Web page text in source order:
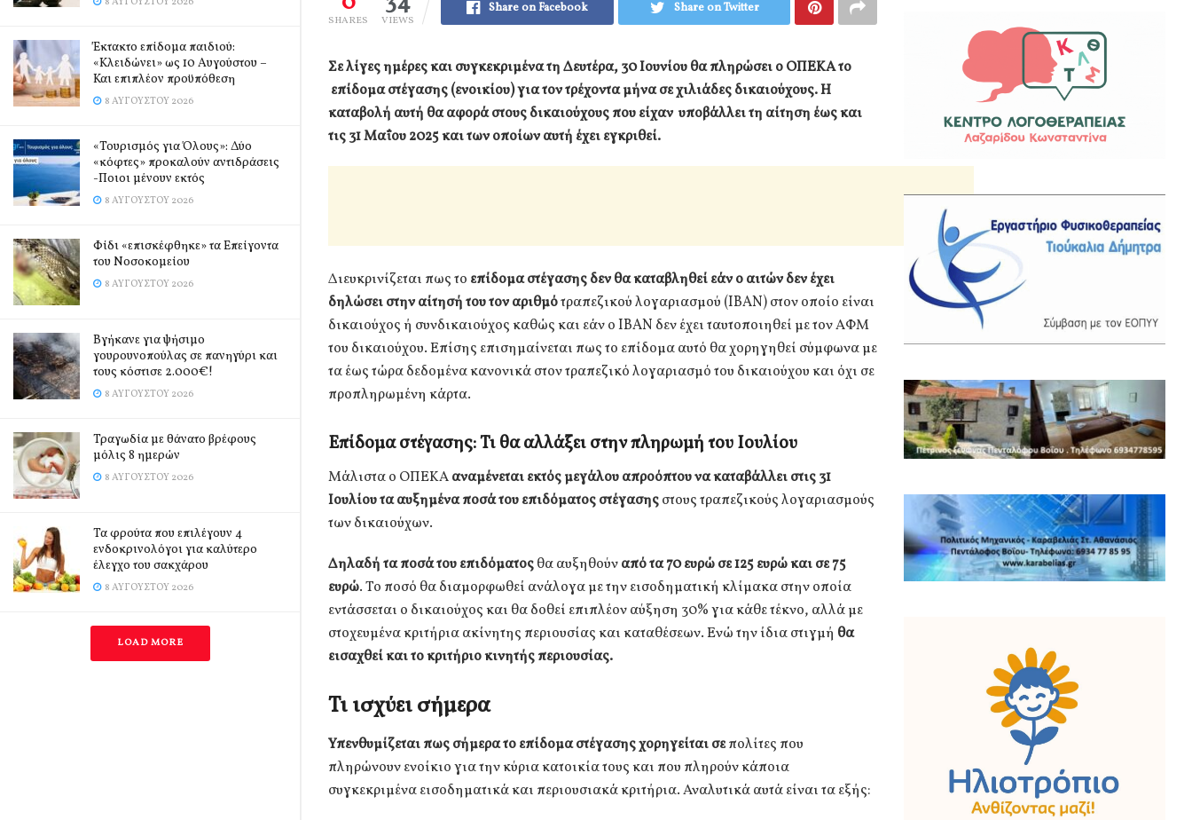
Έκτακτο επίδομα παιδιού:
«Κλειδώνει» ως 10 Αυγούστου –
Και επιπλέον προϋπόθεση
8 ΑΥΓΟΎΣΤΟΥ 2026
«Τουρισμός για Όλους»: Δύο
«κόφτες» προκαλούν αντιδράσεις
-Ποιοι μένουν εκτός
8 ΑΥΓΟΎΣΤΟΥ 2026
Φίδι «επισκέφθηκε» τα Επείγοντα
του Νοσοκομείου
8 ΑΥΓΟΎΣΤΟΥ 2026
Βγήκανε για ψήσιμο
γουρουνοπούλας σε πανηγύρι και
τους κόστισε 2.000€!
8 ΑΥΓΟΎΣΤΟΥ 2026
Τραγωδία με θάνατο βρέφους
μόλις 8 ημερών
8 ΑΥΓΟΎΣΤΟΥ 2026
Τα φρούτα που επιλέγουν 4
ενδοκρινολόγοι για καλύτερο
έλεγχο του σακχάρου
8 ΑΥΓΟΎΣΤΟΥ 2026
LOAD MORE
SHARES VIEWS
Share on Facebook Share on Twitter
Σε λίγες ημέρες και συγκεκριμένα τη Δευτέρα, 30 Ιουνίου θα πληρώσει ο ΟΠΕΚΑ το
επίδομα στέγασης (ενοικίου) για τον τρέχοντα μήνα σε χιλιάδες δικαιούχους. Η
καταβολή αυτή θα αφορά στους δικαιούχους που είχαν υποβάλλει τη αίτηση έως και
τις 31 Μαΐου 2025 και των οποίων αυτή έχει εγκριθεί.
Διευκρινίζεται πως το επίδομα στέγασης δεν θα καταβληθείεάν ο αιτών δεν έχει
δηλώσει στην αίτησή του τον αριθμότραπεζικού λογαριασμού (IBAN) στον οποίο είναι
δικαιούχος ή συνδικαιούχος καθώς και εάν ο IBAN δεν έχει ταυτοποιηθεί με τον ΑΦΜ
του δικαιούχου. Επίσης επισημαίνεται πως το επίδομα αυτό θα χορηγηθεί σύμφωνα με
τα έως τώρα δεδομένα κανονικά στον τραπεζικό λογαριασμό του δικαιούχου και όχι σε
προπληρωμένη κάρτα.
Επίδομα στέγασης: Τι θα αλλάξει στην πληρωμή του Ιουλίου
Μάλιστα ο ΟΠΕΚΑαναμένεται εκτόςμεγάλου απροόπτου να καταβάλλει στις 31
Ιουλίου τα αυξημένα ποσά του επιδόματος στέγασηςστους τραπεζικούς λογαριασμούς
των δικαιούχων.
Δηλαδή τα ποσά του επιδόματοςθα αυξηθούναπό τα 70ευρώ σε 125 ευρώ και σε 75
ευρώ. Το ποσό θα διαμορφωθεί ανάλογα με την εισοδηματική κλίμακα στην οποία
εντάσσεται ο δικαιούχος και θα δοθεί επιπλέον αύξηση 30% για κάθε τέκνο, αλλά με
στοχευμένα κριτήρια ακίνητης περιουσίας και καταθέσεων. Ενώ την ίδια στιγμή θα
εισαχθεί και το κριτήριο κινητής περιουσίας.
Τι ισχύει σήμερα
Υπενθυμίζεται πως σήμερα το επίδομα στέγασης χορηγείται σεπολίτες που
πληρώνουν ενοίκιο για την κύρια κατοικία τους και που πληρούν κάποια
συγκεκριμένα εισοδηματικά και περιουσιακά κριτήρια. Αναλυτικά αυτά είναι τα εξής: